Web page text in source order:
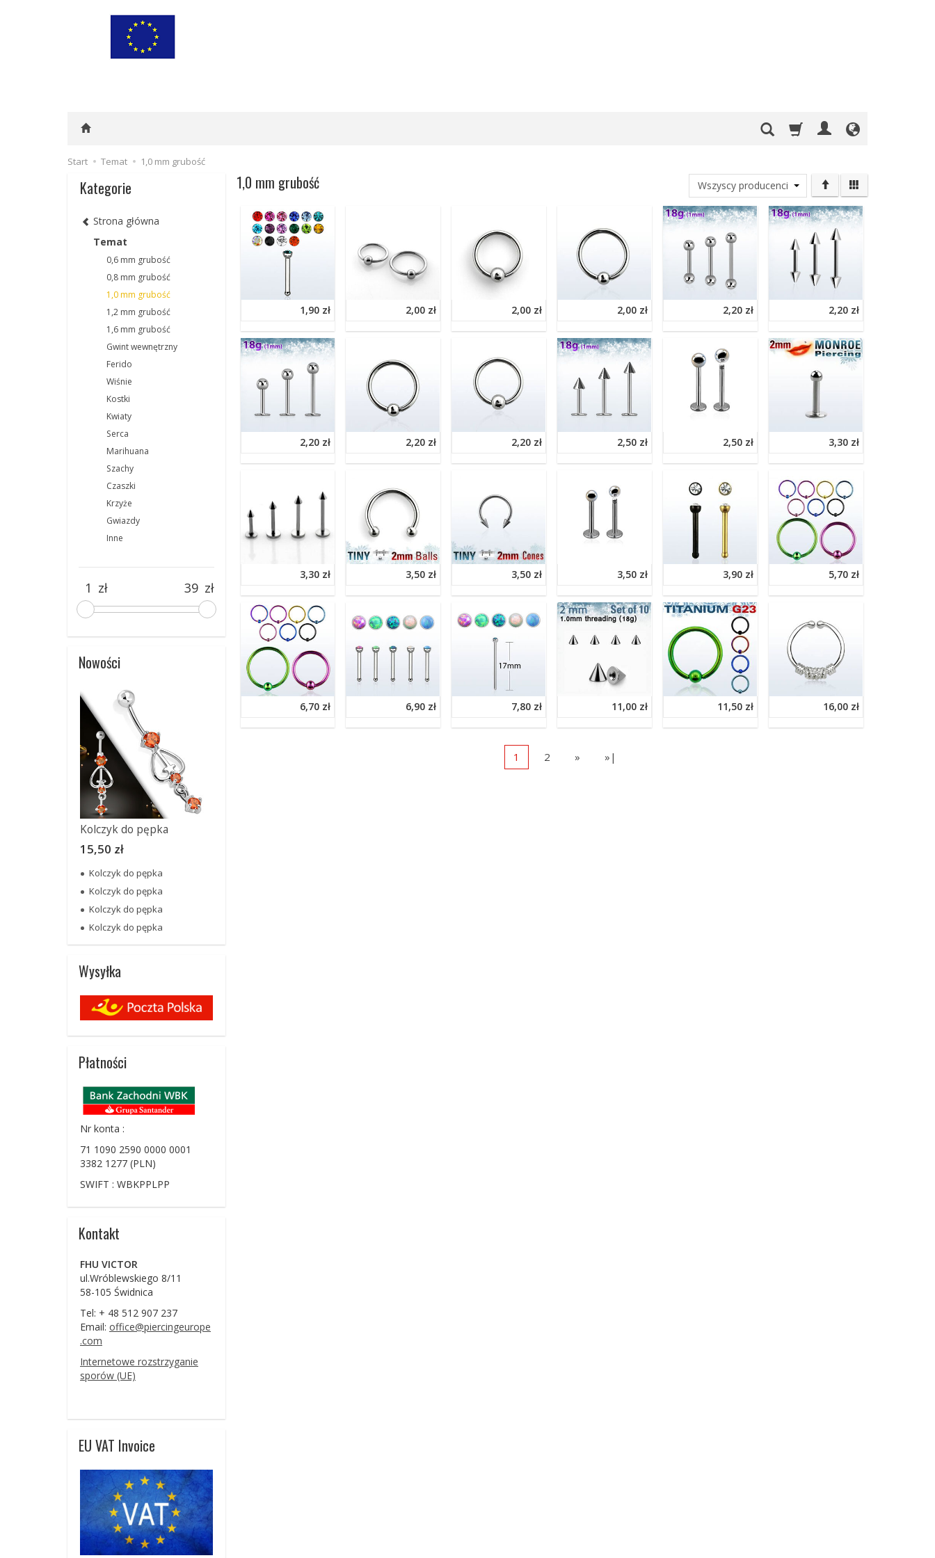
Start Temat 1,0 mm grubość
1,0 mm grubość
1,90 zł 2,00 zł 2,00 zł 2,00 zł 2,20 zł 2,20 zł
2,20 zł 2,20 zł 2,20 zł 2,50 zł 2,50 zł 3,30 zł
3,30 zł 3,50 zł 3,50 zł 3,50 zł 3,90 zł 5,70 zł
6,70 zł 6,90 zł 7,80 zł 11,00 zł 11,50 zł 16,00 zł
1 2 » »|
Kategorie
Strona główna
Temat
0,6 mm grubość
0,8 mm grubość
1,0 mm grubość
1,2 mm grubość
1,6 mm grubość
Gwint wewnętrzny
Ferido
Wiśnie
Kostki
Kwiaty
Serca
Marihuana
Szachy
Czaszki
Krzyże
Gwiazdy
Inne
zł zł
Nowości
Kolczyk do pępka
15,50 zł
Kolczyk do pępka
Kolczyk do pępka
Kolczyk do pępka
Kolczyk do pępka
Wysyłka
Płatności
Nr konta :
71 1090 2590 0000 0001
3382 1277 (PLN)
SWIFT : WBKPPLPP
Kontakt
FHU VICTOR
ul.Wróblewskiego 8/11
58-105 Świdnica
Tel: + 48 512 907 237
Email: office@piercingeurope
.com
Internetowe rozstrzyganie
sporów (UE)
EU VAT Invoice